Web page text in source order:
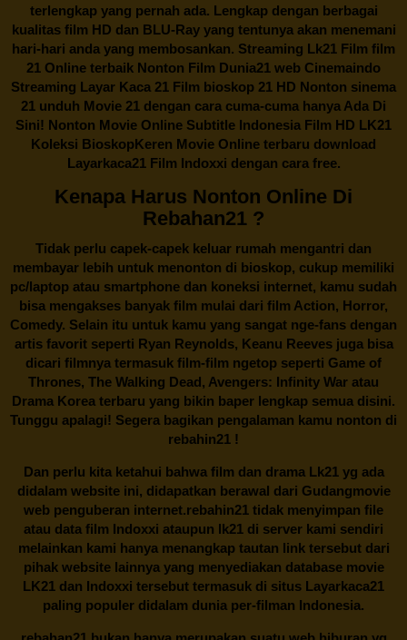
terlengkap yang pernah ada. Lengkap dengan berbagai
kualitas film HD dan BLU-Ray yang tentunya akan menemani
hari-hari anda yang membosankan. Streaming Lk21 Film film
21 Online terbaik Nonton Film Dunia21 web Cinemaindo
Streaming Layar Kaca 21 Film bioskop 21 HD Nonton sinema
21 unduh Movie 21 dengan cara cuma-cuma hanya Ada Di
Sini! Nonton Movie Online Subtitle Indonesia Film HD LK21
Koleksi BioskopKeren Movie Online terbaru download
Layarkaca21 Film Indoxxi dengan cara free.
Kenapa Harus Nonton Online Di
Rebahan21 ?
Tidak perlu capek-capek keluar rumah mengantri dan
membayar lebih untuk menonton di bioskop, cukup memiliki
pc/laptop atau smartphone dan koneksi internet, kamu sudah
bisa mengakses banyak film mulai dari film Action, Horror,
Comedy. Selain itu untuk kamu yang sangat nge-fans dengan
artis favorit seperti Ryan Reynolds, Keanu Reeves juga bisa
dicari filmnya termasuk film-film ngetop seperti Game of
Thrones, The Walking Dead, Avengers: Infinity War atau
Drama Korea terbaru yang bikin baper lengkap semua disini.
Tunggu apalagi! Segera bagikan pengalaman kamu nonton di
rebahin21 !
Dan perlu kita ketahui bahwa film dan dramaLk21yg ada
didalam website ini, didapatkan berawal dari Gudangmovie
web penguberan internet.rebahin21 tidak menyimpan file
atau data film Indoxxi ataupun lk21 di server kami sendiri
melainkan kami hanya menangkap tautan link tersebut dari
pihak website lainnya yang menyediakan database movie
LK21 dan Indoxxi tersebut termasuk di situs Layarkaca21
paling populer didalam dunia per-filman Indonesia.